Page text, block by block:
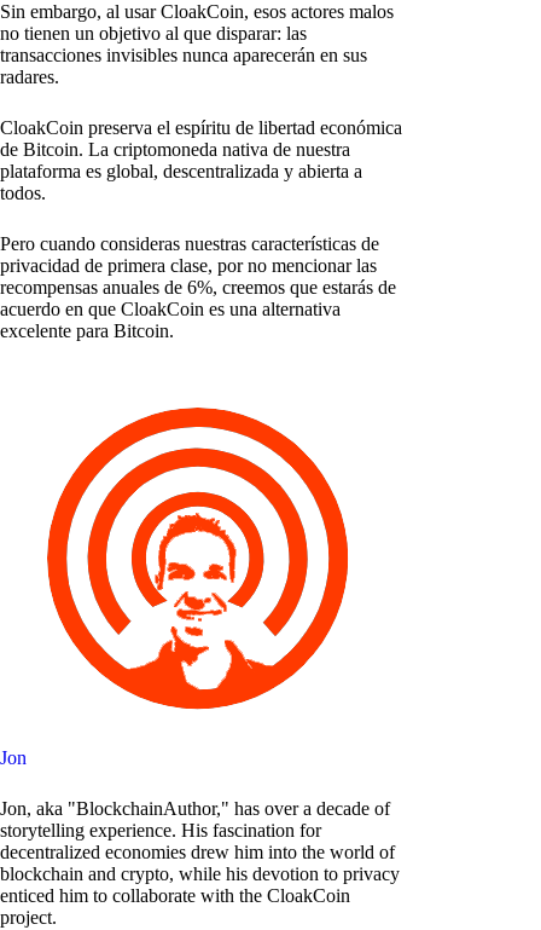
Sin embargo, al usar CloakCoin, esos actores malos
no tienen un objetivo al que disparar: las
transacciones invisibles nunca aparecerán en sus
radares.
CloakCoin preserva el espíritu de libertad económica
de Bitcoin. La criptomoneda nativa de nuestra
plataforma es global, descentralizada y abierta a
todos.
Pero cuando consideras nuestras características de
privacidad de primera clase, por no mencionar las
recompensas anuales de 6%, creemos que estarás de
acuerdo en que CloakCoin es una alternativa
excelente para Bitcoin.
Jon
Jon, aka "BlockchainAuthor," has over a decade of
storytelling experience. His fascination for
decentralized economies drew him into the world of
blockchain and crypto, while his devotion to privacy
enticed him to collaborate with the CloakCoin
project.